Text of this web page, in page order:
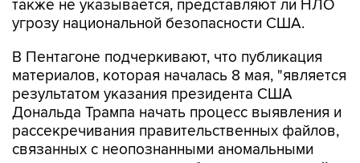
В Пентагоне подчеркивают, что публикация
результатом указания президента США
Дональда Трампа начать процесс выявления и
рассекречивания правительственных файлов,
связанных с неопознанными аномальными
явлениями, в интересах обеспечения полной
прозрачности".